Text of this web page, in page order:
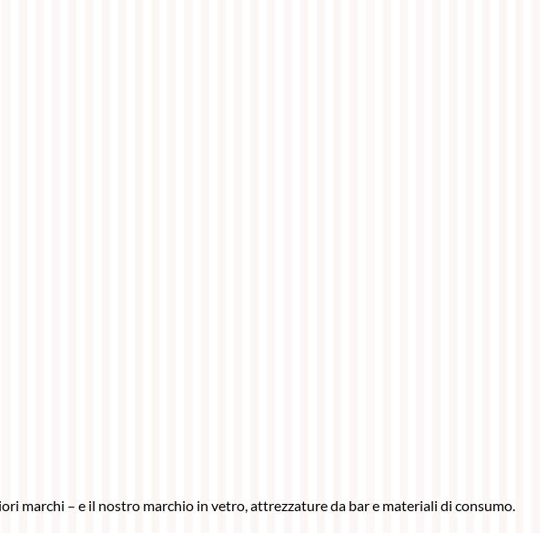
marchi – e il nostro marchio in vetro, attrezzature da bar e materiali di consumo.